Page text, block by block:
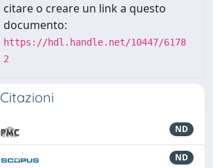
citare o creare un link a questo
documento:
https://hdl.handle.net/10447/6178
2
Citazioni
ND
ND